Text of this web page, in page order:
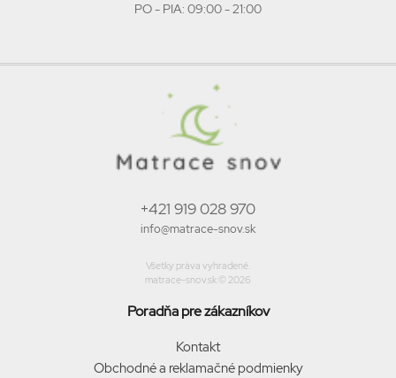
PO - PIA: 09:00 - 21:00
+421 919 028 970
info@matrace-snov.sk
Všetky práva vyhradené.
matrace-snov.sk © 2026
Poradňa pre zákazníkov
Kontakt
Obchodné a reklamačné podmienky